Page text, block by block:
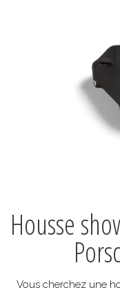
Housse
Vous cherchez une